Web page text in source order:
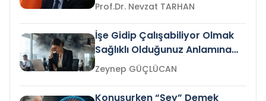
Prof.Dr. Nevzat TARHAN
İşe Gidip Çalışabiliyor Olmak
Sağlıklı Olduğunuz Anlamına
Gelir mi?Zeynep GÜÇLÜCAN
Konuşurken “Şey” Demek